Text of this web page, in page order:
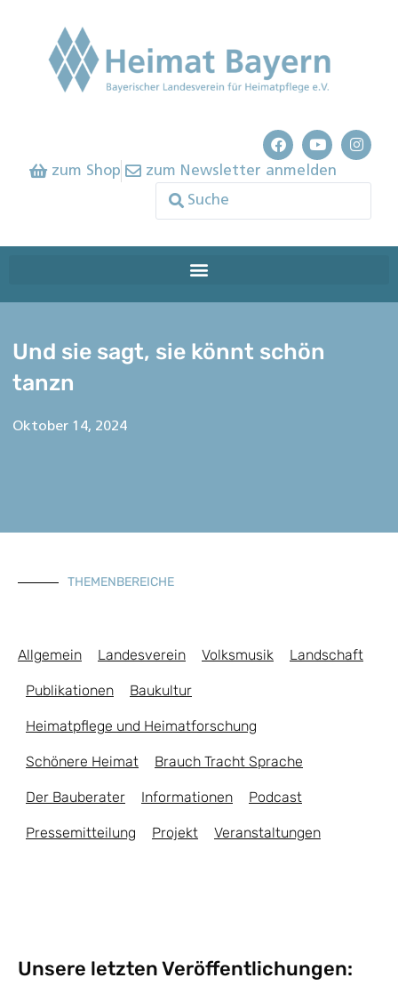
zum Shop zum Newsletter anmelden
Und sie sagt, sie könnt schön
tanzn
Oktober 14, 2024
THEMENBEREICHE
Allgemein Landesverein Volksmusik Landschaft
Publikationen Baukultur
Heimatpflege und Heimatforschung
Schönere Heimat Brauch Tracht Sprache
Der Bauberater Informationen Podcast
Pressemitteilung Projekt Veranstaltungen
Unsere letzten Veröffentlichungen: